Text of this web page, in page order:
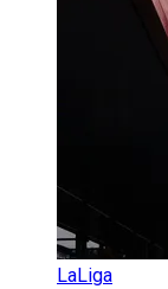
LaLiga